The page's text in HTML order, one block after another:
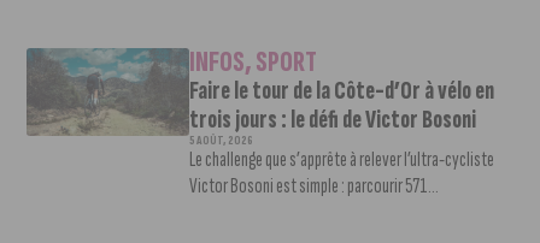
INFOS,SPORT
Faire le tour de la Côte-d’Or à vélo en
trois jours : le défi de Victor Bosoni
5 AOÛT, 2026
Le challenge que s’apprête à relever l’ultra-cycliste
Victor Bosoni est simple : parcourir 571...